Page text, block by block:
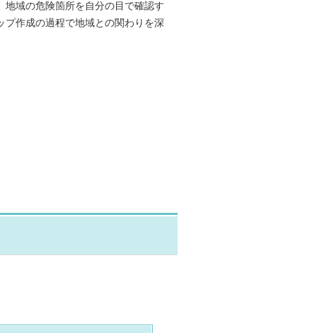
域の危険箇所を自分の目で確認す
プ作成の過程で地域との関わりを深